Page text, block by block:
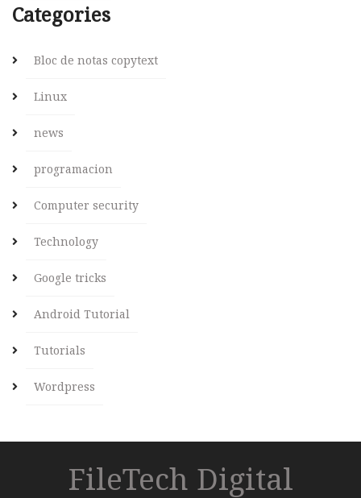
Categories
Bloc de notas copytext
Linux
news
programacion
Computer security
Technology
Google tricks
Android Tutorial
Tutorials
Wordpress
FileTech Digital